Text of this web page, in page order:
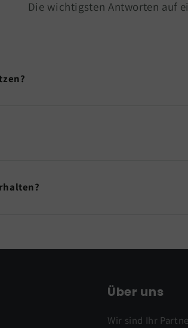
Die wichtigsten Antworten auf
Über uns
Wir sind Ihr